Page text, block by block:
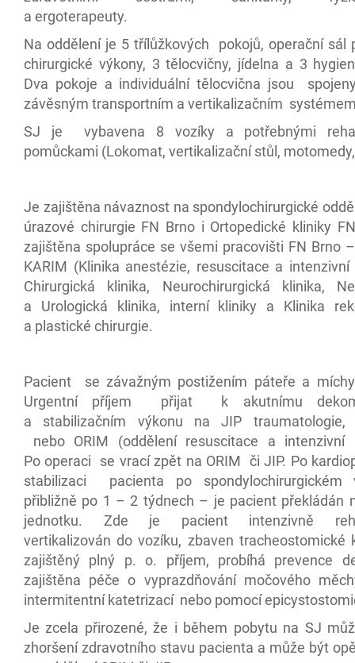
a ergoterapeuty.
Na oddělení je 5 třílůžkových pokojů, operační sál
chirurgické výkony, 3 tělocvičny, jídelna a 3
Dva pokoje a individuální tělocvična jsou
závěsným transportním a vertikalizačním
SJ je vybavena 8 vozíky a potřebnými
pomůckami (Lokomat, vertikalizační stůl,
Je zajištěna návaznost na spondylochirurgické
úrazové chirurgie FN Brno i Ortopedické kliniky
zajištěna spolupráce se všemi pracovišti FN Brno
KARIM (Klinika anestézie, resuscitace a intenzivní
Chirurgická klinika, Neurochirurgická klinika,
a Urologická klinika, interní kliniky a Klinika
a plastické chirurgie.
Pacient se závažným postižením páteře a
Urgentní příjem přijat k akutnímu
a stabilizačním výkonu na JIP traumatologie,
nebo ORIM (oddělení resuscitace a intenzivní
Po operaci se vrací zpět na ORIM či JIP. Po
stabilizaci pacienta po spondylochirurgickém
přibližně po 1 – 2 týdnech – je pacient překládán
jednotku. Zde je pacient intenzivně
vertikalizován do vozíku, zbaven tracheostomické
zajištěný plný p. o. příjem, probíhá prevence
zajištěna péče o vyprazdňování močového
intermitentní katetrizací nebo pomocí
Je zcela přirozené, že i během pobytu na SJ
zhoršení zdravotního stavu pacienta a může být